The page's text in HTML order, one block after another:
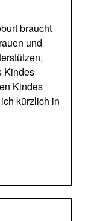
braucht
und
Kindes
Kindes
kürzlich in